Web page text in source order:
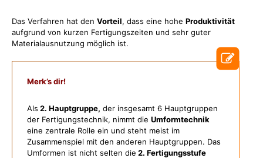
Das Verfahren hat den Vorteil, dass eine hohe Produktivität
aufgrund von kurzen Fertigungszeiten und sehr guter
Materialausnutzung möglich ist.
Merk’s dir!
Als 2. Hauptgruppe, der insgesamt 6 Hauptgruppen
der Fertigungstechnik, nimmt die Umformtechnik
eine zentrale Rolle ein und steht meist im
Zusammenspiel mit den anderen Hauptgruppen. Das
Umformen ist nicht selten die 2. Fertigungsstufe